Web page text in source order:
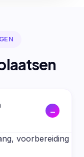
voorbereiding